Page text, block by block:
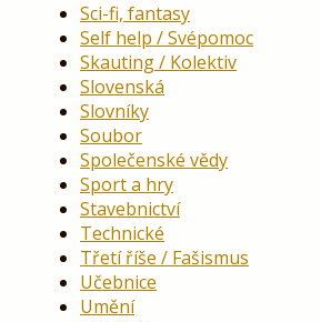
Sci-fi, fantasy
Self help / Svépomoc
Skauting / Kolektiv
Slovenská
Slovníky
Soubor
Společenské vědy
Sport a hry
Stavebnictví
Technické
Třetí říše / Fašismus
Učebnice
Umění